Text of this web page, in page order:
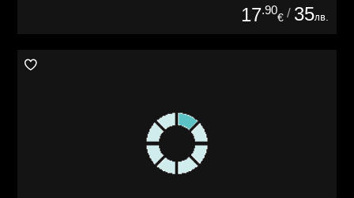
17.90
€ / 35лв.